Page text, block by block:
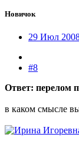
Новичок
29 Июл
#8
Ответ: перелом
в каком смысле